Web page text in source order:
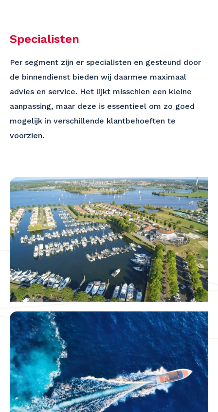
Specialisten
Per segment zijn er specialisten en gesteund door
de binnendienst bieden wij daarmee maximaal
advies en service. Het lijkt misschien een kleine
aanpassing, maar deze is essentieel om zo goed
mogelijk in verschillende klantbehoeften te
voorzien.